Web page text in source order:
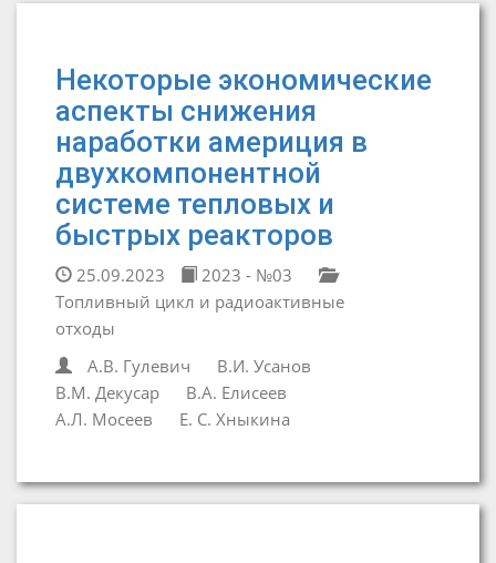
Некоторые экономические
аспекты снижения
наработки америция в
двухкомпонентной
системе тепловых и
быстрых реакторов
25.09.2023
2023 - №03
Топливный цикл и радиоактивные
отходы
А.В. Гулевич
В.И. Усанов
В.М. Декусар
В.А. Елисеев
А.Л. Мосеев
Е. С. Хныкина